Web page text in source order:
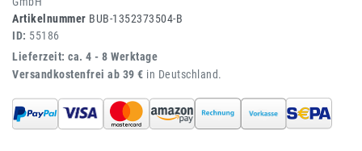
Artikelnummer BUB-1352373504-B
ID: 55186
Lieferzeit: ca. 4 - 8 Werktage
Versandkostenfrei ab 39 € in Deutschland.